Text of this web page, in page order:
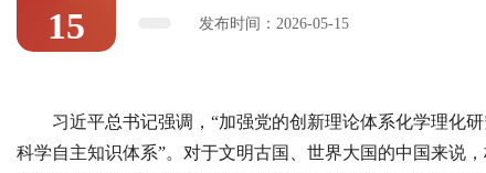
15 发布时间：2026-05-15
习近平总书记强调，“加强党的创新理论体系化学理化
科学自主知识体系”。对于文明古国、世界大国的中国来说